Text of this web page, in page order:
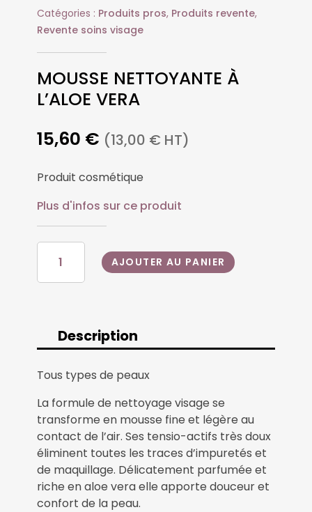
Catégories : Produits pros, Produits revente,
Revente soins visage
MOUSSE NETTOYANTE À
L’ALOE VERA
15,60 € (13,00 € HT)
Produit cosmétique
Plus d'infos sur ce produit
QUANTITÉ
MOUSSE
L'ALOE
VERA
AJOUTER AU PANIER
Description
Tous types de peaux
La formule de nettoyage visage se
transforme en mousse fine et légère au
contact de l’air. Ses tensio-actifs très doux
éliminent toutes les traces d’impuretés et
de maquillage. Délicatement parfumée et
riche en aloe vera elle apporte douceur et
confort de la peau.